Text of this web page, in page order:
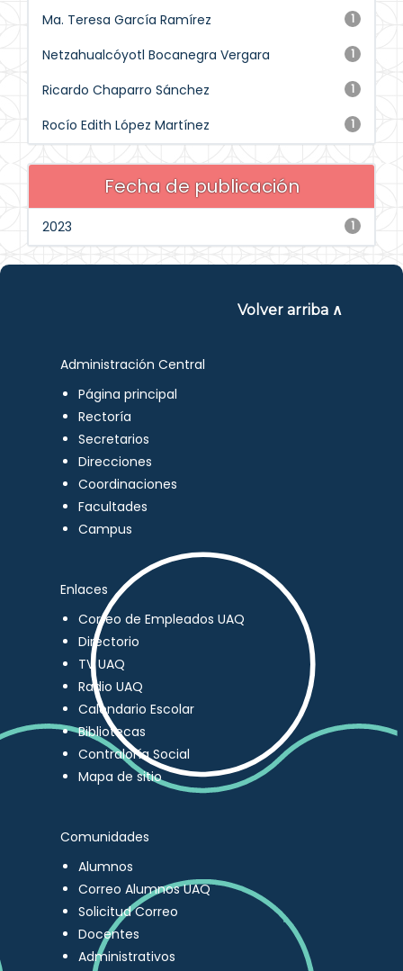
1
Ma. Teresa García Ramírez
1
Netzahualcóyotl Bocanegra Vergara
1
Ricardo Chaparro Sánchez
1
Rocío Edith López Martínez
Fecha de publicación
1
2023
Volver arriba ∧
Administración Central
Página principal
Rectoría
Secretarios
Direcciones
Coordinaciones
Facultades
Campus
Enlaces
Correo de Empleados UAQ
Directorio
TV UAQ
Radio UAQ
Calendario Escolar
Bibliotecas
Contraloría Social
Mapa de sitio
Comunidades
Alumnos
Correo Alumnos UAQ
Solicitud Correo
Docentes
Administrativos